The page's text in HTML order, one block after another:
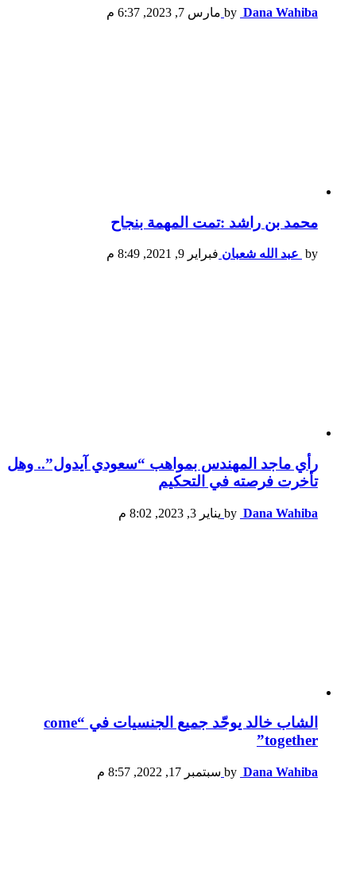
by Dana Wahiba مارس 7, 2023, 6:37 م
محمد بن راشد :تمت المهمة بنجاح
by عبد الله شعبان فبراير 9, 2021, 8:49 م
رأي ماجد المهندس بمواهب “سعودي آيدول”.. وهل
تأخرت فرصته في التحكيم
by Dana Wahiba يناير 3, 2023, 8:02 م
الشاب خالد يوحّد جميع الجنسيات في “come
together”
by Dana Wahiba سبتمبر 17, 2022, 8:57 م